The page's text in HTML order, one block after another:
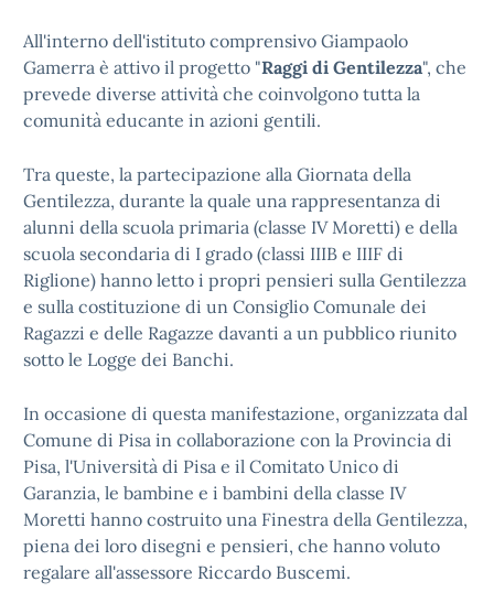
All'interno dell'istituto comprensivo Giampaolo
Gamerra è attivo il progetto "Raggi di Gentilezza", che
prevede diverse attività che coinvolgono tutta la
comunità educante in azioni gentili.
Tra queste, la partecipazione alla Giornata della
Gentilezza, durante la quale una rappresentanza di
alunni della scuola primaria (classe IV Moretti) e della
scuola secondaria di I grado (classi IIIB e IIIF di
Riglione) hanno letto i propri pensieri sulla Gentilezza
e sulla costituzione di un Consiglio Comunale dei
Ragazzi e delle Ragazze davanti a un pubblico riunito
sotto le Logge dei Banchi.
In occasione di questa manifestazione, organizzata dal
Comune di Pisa in collaborazione con la Provincia di
Pisa, l'Università di Pisa e il Comitato Unico di
Garanzia, le bambine e i bambini della classe IV
Moretti hanno costruito una Finestra della Gentilezza,
piena dei loro disegni e pensieri, che hanno voluto
regalare all'assessore Riccardo Buscemi.